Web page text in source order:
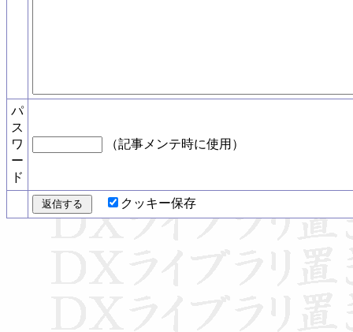
パ
ス
ワ
ー
ド
（記事メンテ時に使用）
クッキー保存